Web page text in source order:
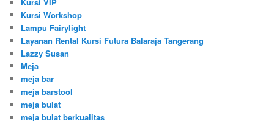
Kursi Workshop
Lampu Fairylight
Layanan Rental Kursi Futura Balaraja Tangerang
Lazzy Susan
Meja
meja bar
meja barstool
meja bulat
meja bulat berkualitas